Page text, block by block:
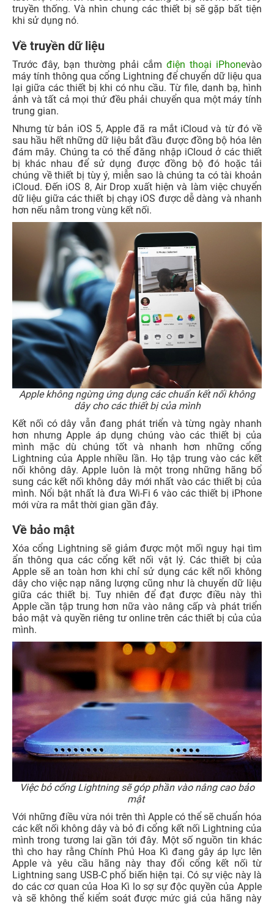
truyền thống. Và nhìn chung các thiết bị sẽ gặp bất tiện
khi sử dụng nó.
Về truyền dữ liệu
Trước đây, bạn thường phải cắm điện thoại iPhonevào
máy tính thông qua cổng Lightning để chuyển dữ liệu qua
lại giữa các thiết bị khi có nhu cầu. Từ file, danh bạ, hình
ảnh và tất cả mọi thứ đều phải chuyển qua một máy tính
trung gian.
Nhưng từ bản iOS 5, Apple đã ra mắt iCloud và từ đó về
sau hầu hết những dữ liệu bắt đầu được đồng bộ hóa lên
đám mây. Chúng ta có thể đăng nhập iCloud ở các thiết
bị khác nhau để sử dụng được đồng bộ đó hoặc tải
chúng về thiết bị tùy ý, miễn sao là chúng ta có tài khoản
iCloud. Đến iOS 8, Air Drop xuất hiện và làm việc chuyển
dữ liệu giữa các thiết bị chạy iOS được dễ dàng và nhanh
hơn nếu nằm trong vùng kết nối.
Apple không ngừng ứng dụng các chuẩn kết nối không
dây cho các thiết bị của mình
Kết nối có dây vẫn đang phát triển và từng ngày nhanh
hơn nhưng Apple áp dụng chúng vào các thiết bị của
mình mặc dù chúng tốt và nhanh hơn những cổng
Lightning của Apple nhiều lần. Họ tập trung vào các kết
nối không dây. Apple luôn là một trong những hãng bổ
sung các kết nối không dây mới nhất vào các thiết bị của
mình. Nổi bật nhất là đưa Wi-Fi 6 vào các thiết bị iPhone
mới vừa ra mắt thời gian gần đây.
Về bảo mật
Xóa cổng Lightning sẽ giảm được một mối nguy hại tìm
ẩn thông qua các cổng kết nối vật lý. Các thiết bị của
Apple sẽ an toàn hơn khi chỉ sử dụng các kết nối không
dây cho việc nạp năng lượng cũng như là chuyển dữ liệu
giữa các thiết bị. Tuy nhiên để đạt được điều này thì
Apple cần tập trung hơn nữa vào nâng cấp và phát triển
bảo mật và quyền riêng tư online trên các thiết bị của của
mình.
Việc bỏ cổng Lightning sẽ góp phần vào nâng cao bảo
mật
Với những điều vừa nói trên thì Apple có thể sẽ chuẩn hóa
các kết nối không dây và bỏ đi cổng kết nối Lightning của
mình trong tương lai gần tới đây. Một số nguồn tin khác
thì cho hay rằng Chính Phủ Hoa Kì đang gây áp lực lên
Apple và yêu cầu hãng này thay đổi cổng kết nối từ
Lightning sang USB-C phổ biến hiện tại. Có sự việc này là
do các cơ quan của Hoa Kì lo sợ sự độc quyền của Apple
và sẽ không thể kiểm soát được mức giá của hãng này